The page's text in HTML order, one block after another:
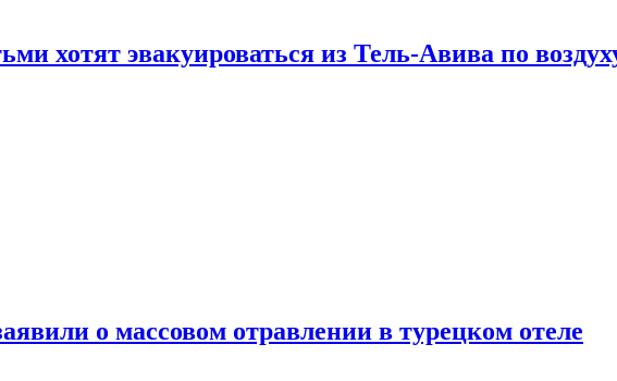
хотят эвакуироваться из Тель-Авива по
о массовом отравлении в турецком отеле